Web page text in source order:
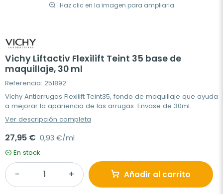
Haz clic en la imagen para ampliarla
Vichy Liftactiv Flexilift Teint 35 base de
maquillaje, 30 ml
Referencia: 251892
Vichy Antiarrugas Flexilift Teint35, fondo de maquillaje que ayuda
a mejorar la apariencia de las arrugas. Envase de 30ml.
Ver descripción completa
27,95 € 0,93 €/ml
En stock
Añadir al carrito